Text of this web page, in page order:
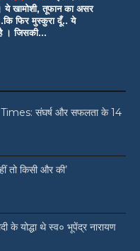
ये खामोशी, तूफान का असर
फिर मुस्कुरा दूँ.. ये
। जिसकी...
संघर्ष और सफलता के 14
तो किसी और की’
के योद्धा थे स्व० भूपेंद्र नारायण